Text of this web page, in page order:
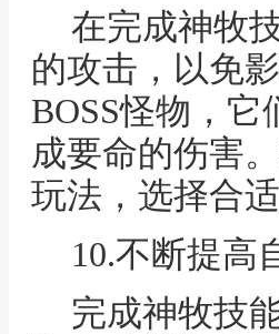
在完成神牧
的攻击，以免
BOSS怪物，
成要命的伤害
玩法，选择合
10.不断提高
完成神牧技